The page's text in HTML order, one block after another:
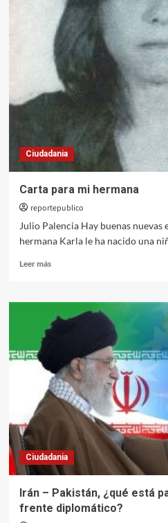
pesada
carga
del
hombre
blanco
II»
Ciudadania
Carta para mi hermana
reportepublico
Julio Palencia Hay buenas nuevas
hermana Karla le ha nacido una
Leer másLeer
Carta
para
mi
Ciudadania
Irán – Pakistán, ¿qué está
frente diplomático?